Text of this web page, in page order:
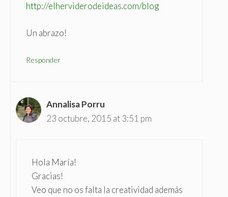
http://elherviderodeideas.com/blog
Un abrazo!
Responder
Annalisa Porru
23 octubre, 2015 at 3:51 pm
Hola María!
Gracias!
Veo que no os falta la creatividad además